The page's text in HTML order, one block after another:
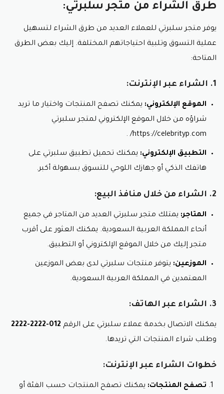
استخدامهِ على كاملِ الجسمِ.
الشمسِ.
أهمية كود خصم عطورات سلبرتي
للمتسوقين، تشمل:
توفير المال: يُمكنكَ توفير مبالغَ مُهمّةً عندَ شراءِ
العطورِ من متجرِ سلبرتي باستخدامِ كود خصم عطورات
سلبرتي.
شراءُ المزيدِ من المنتجاتِ:
باستخدامِ كود خصم عطورات سلبرتي
الحصولُ على عروضٍ حصريةٍ: تُقدّمُ بعضُ أكوادِ الخصمِ
تجربةُ منتجاتٍ جديدةٍ:يُمكنكَ تجربةُ منتجاتٍ جديدةٍ من
عطورات سلبرتي.
نصائحُ لاستخدامِ كودِ خصمِ عطوراتِ سلبرتي:
اقرأْ شروطَ وأحكامَ استخدامِ كود خصم عطورات سلبرتي
بعنايةٍ قبلَ استخدامهِ.
تأكدْ من أنَّ كود خصم عطورات سلبرتي صالحًا على
أدخلْ كود خصم عطورات سلبرتي في المكانِ المخصصِ
ملاحظة:
سلبرتي الخاصة بهم، حيث تتغير هذه العروض بشكل
طرق الشراء من متجر سلبرتي:
يوفر متجر سلبرتي للعملاء العديد من طرق الشراء لتسهيل
عملية التسوق وتلبية احتياجاتهم المختلفة. إليك بعض الطرق
المتاحة:
1. الشراء عبر الإنترنت:
الموقع الإلكتروني: يمكنك تصفح المنتجات واختيار ما تريد
شراؤه من خلال الموقع الإلكتروني لمتجر سلبرتي
https://celebrityp.com/ .
التطبيق الإلكتروني: يمكنك تحميل تطبيق سلبرتي على
هاتفك الذكي أو جهازك اللوحي للتسوق بسهولة أكبر.
2. الشراء من خلال منافذ البيع:
المتاجر: يمتلك متجر سلبرتي العديد من المتاجر في جميع
أنحاء المملكة العربية السعودية. يمكنك العثور على أقرب
متجر إليك من خلال الموقع الإلكتروني أو التطبيق.
الموزعين: يتوفر منتجات سلبرتي لدى بعض الموزعين
المعتمدين في المملكة العربية السعودية.
3. الشراء عبر الهاتف:
يمكنك الاتصال بخدمة عملاء سلبرتي على الرقم 012-2222-2222
وطلب شراء المنتجات التي تريدها.
خطوات الشراء عبر الإنترنت:
تصفح المنتجات: يمكنك تصفح المنتجات حسب الفئة أو